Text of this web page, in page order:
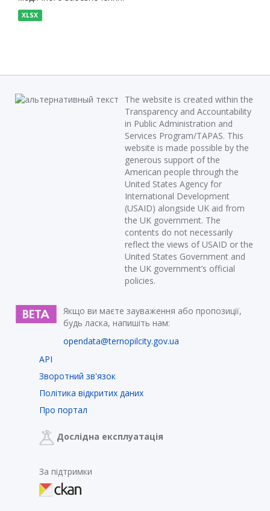
XLSX
The website is created within the
Transparency and Accountability
in Public Administration and
Services Program/TAPAS. This
website is made possible by the
generous support of the
American people through the
United States Agency for
International Development
(USAID) alongside UK aid from
the UK government. The
contents do not necessarily
reflect the views of USAID or the
United States Government and
the UK government’s official
policies.
Якщо ви маєте зауваження або пропозиції,
будь ласка, напишіть нам:
opendata@ternopilcity.gov.ua
API
Зворотний зв'язок
Політика відкритих даних
Про портал
Дослідна експлуатація
За підтримки